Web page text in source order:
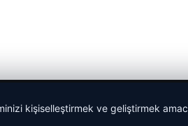
kişiselleştirmek ve geliştirmek